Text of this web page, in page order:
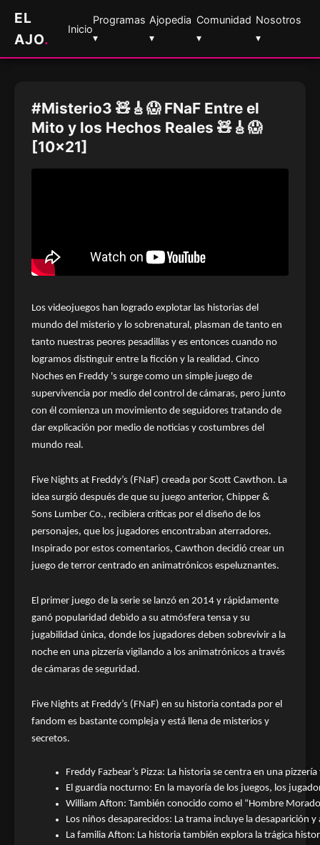
EL
AJO.
Inicio
Programas
▾
Ajopedia
▾
Comunidad
▾
Nosotros
▾
#Misterio3 🧸🎸😱 FNaF Entre el
Mito y los Hechos Reales 🧸🎸😱
[10x21]
Los videojuegos han logrado explotar las historias del
mundo del misterio y lo sobrenatural, plasman de tanto en
tanto nuestras peores pesadillas y es entonces cuando no
logramos distinguir entre la ficción y la realidad. Cinco
Noches en Freddy 's surge como un simple juego de
supervivencia por medio del control de cámaras, pero junto
con él comienza un movimiento de seguidores tratando de
dar explicación por medio de noticias y costumbres del
mundo real.
Five Nights at Freddy’s (FNaF) creada por Scott Cawthon. La
idea surgió después de que su juego anterior, Chipper &
Sons Lumber Co., recibiera críticas por el diseño de los
personajes, que los jugadores encontraban aterradores.
Inspirado por estos comentarios, Cawthon decidió crear un
juego de terror centrado en animatrónicos espeluznantes.
El primer juego de la serie se lanzó en 2014 y rápidamente
ganó popularidad debido a su atmósfera tensa y su
jugabilidad única, donde los jugadores deben sobrevivir a la
noche en una pizzería vigilando a los animatrónicos a través
de cámaras de seguridad.
Five Nights at Freddy’s (FNaF) en su historia contada por el
fandom es bastante compleja y está llena de misterios y
secretos.
Freddy Fazbear’s Pizza: La historia se centra en una
El guardia nocturno: En la mayoría de los juegos, los
William Afton: También conocido como el “Hombre
Los niños desaparecidos: La trama incluye la
La familia Afton: La historia también explora la trágica